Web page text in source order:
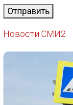
Отправить
Новости СМИ2